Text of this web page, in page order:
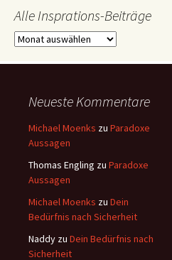
Alle Insprations-Beiträge
Alle
Beiträge
Neueste Kommentare
Michael Moenks zu Paradoxe
Aussagen
Thomas Engling zu Paradoxe
Aussagen
Michael Moenks zu Dein
Bedürfnis nach Sicherheit
Naddy zu Dein Bedürfnis nach
Sicherheit